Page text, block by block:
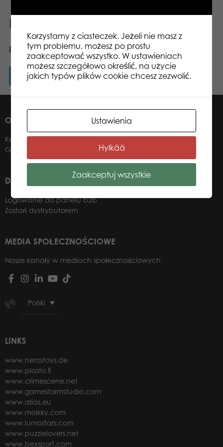
Podobne produkty
Lumo Stars Figu Smultron
Dowiedz się więcej
O NAS
Kontakt
Gdzie kupić?
DLA NASZYCH DYSTRYBUTORÓW
Logowanie do panelu b2b
Zostań dystrybutorem
MEDIA SPOŁECZNOŚCIOWE
Nasze kanały w mediach społecznościowych
Polski
LINKS
www.herostoys.de
www.plasto.fi
www.crimescene.net
www.gamestormstudio.com
www.alias.eu
www.molkky.com
www.lumostars.com
www.puzzlelovers.net
www.bexsport.com
Korzystamy z ciasteczek. Jeżeli nie masz z
tym problemu, możesz po prostu
zaakceptować wszystko. W ustawieniach
możesz szczegółowo określić, na użycie
jakich typów plików cookie chcesz zezwolić.
Ustawienia
Hylkää
Zaakceptuj wszystkie